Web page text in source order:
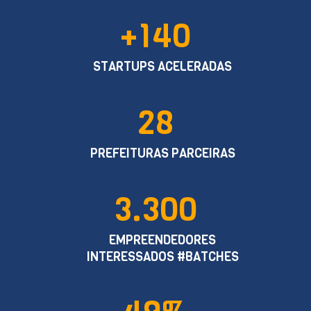
+140
STARTUPS ACELERADAS
28
PREFEITURAS PARCEIRAS
3.300
EMPREENDEDORES
INTERESSADOS #BATCHES